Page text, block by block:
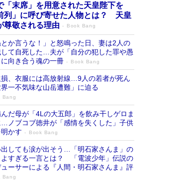
「末席」を用意された天皇陛下を
列」に呼び寄せた人物とは？ 天皇
尊敬される理由
Book Bang
とか言うな！」と怒鳴った日、妻は2人の
て自死した…夫が「自分の犯した罪や愚
向き合う魂の一冊
Book Bang
、衣服には高放射線…9人の若者が死ん
一不気味な山岳遭難」に迫る
Bang
だ母が「4Lの大五郎」を飲み干しゲロま
ノブコブ徳井が「感情を失くした」子供
かす
Book Bang
しても涙が出そう…「明石家さんま」の
よすぎる一言とは？ 「電波少年」伝説の
ーサーによる『人間・明石家さんま』評
Bang